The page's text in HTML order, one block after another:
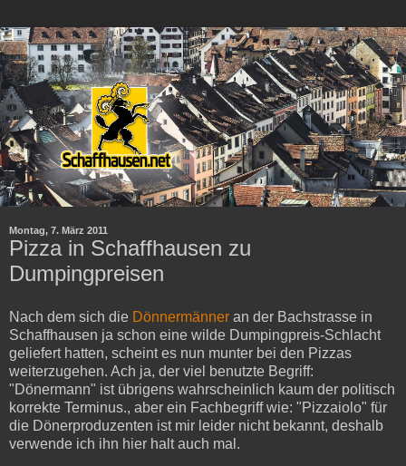
Montag, 7. März 2011
Pizza in Schaffhausen zu
Dumpingpreisen
Nach dem sich die Dönnermänner an der Bachstrasse in
Schaffhausen ja schon eine wilde Dumpingpreis-Schlacht
geliefert hatten, scheint es nun munter bei den Pizzas
weiterzugehen. Ach ja, der viel benutzte Begriff:
"Dönermann" ist übrigens wahrscheinlich kaum der politisch
korrekte Terminus., aber ein Fachbegriff wie: "Pizzaiolo" für
die Dönerproduzenten ist mir leider nicht bekannt, deshalb
verwende ich ihn hier halt auch mal.